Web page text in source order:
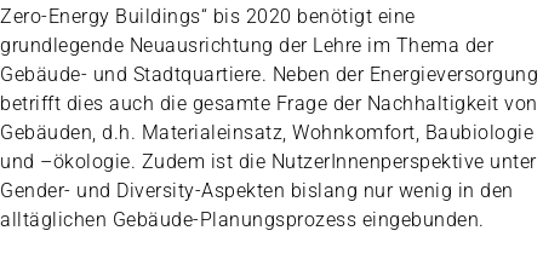
Zero-Energy Buildings“ bis 2020 benötigt eine
grundlegende Neuausrichtung der Lehre im Thema der
Gebäude- und Stadtquartiere. Neben der Energieversorgung
betrifft dies auch die gesamte Frage der Nachhaltigkeit von
Gebäuden, d.h. Materialeinsatz, Wohnkomfort, Baubiologie
und –ökologie. Zudem ist die NutzerInnenperspektive unter
Gender- und Diversity-Aspekten bislang nur wenig in den
alltäglichen Gebäude-Planungsprozess eingebunden.